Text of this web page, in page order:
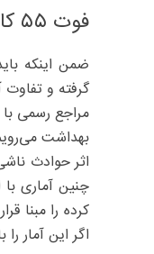
فوت ۵۵ کارگر در مازندران براثر حوادث کار
ضمن اینکه
گرفته و تفاوت
مراجع رسمی
اثر حوادث
چنین آماری